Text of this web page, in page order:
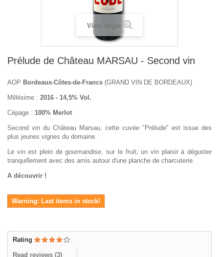
View larger
Prélude de Château MARSAU - Second vin
AOP Bordeaux-Côtes-de-Francs (GRAND VIN DE BORDEAUX)
Millésime : 2016 - 14,5% Vol.
Cépage : 100% Merlot
Second vin du Château Marsau, cette cuvée "Prélude" est issue des
plus jeunes vignes du domaine.
Le vin est plein de gourmandise, sur le fruit, un vin plaisir à déguster
tranquillement avec des amis autour d'une planche de charcuterie.
A découvrir !
Warning: Last items in stock!
Rating
Read reviews (3)